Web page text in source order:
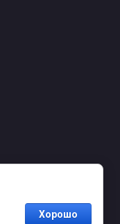
Хорошо